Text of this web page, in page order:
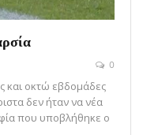
0
και οκτώ εβδομάδες
δεν ήταν να νέα
που υποβλήθηκε ο